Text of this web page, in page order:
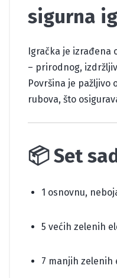
sigurna
Igračka je izrađena
– prirodnog,
Površina je pažljivo
rubova, što
📦 Set
1 osnovnu,
5 većih zelenih
7 manjih zelenih